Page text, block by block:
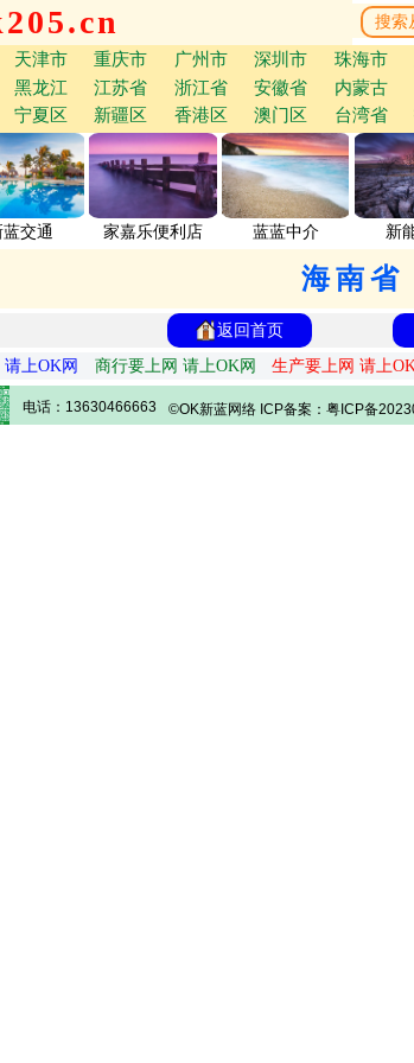
天津市 重庆市 广州市 深圳市 珠海市
黑龙江 江苏省 浙江省 安徽省 内蒙古
宁夏区 新疆区 香港区 澳门区 台湾省
蓝交通 家嘉乐便利店 蓝蓝中介 新
海南省
返回首页
上OK网 商行要上网 请上OK网 生产要上网 请上
电话：13630466663 ©OK新蓝网络 ICP备案：粤ICP备